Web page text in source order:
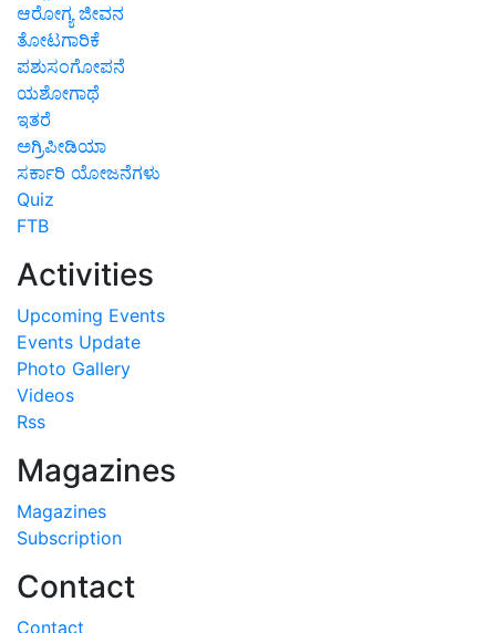
ಆರೋಗ್ಯ ಜೀವನ
ತೋಟಗಾರಿಕೆ
ಪಶುಸಂಗೋಪನೆ
ಯಶೋಗಾಥೆ
ಇತರೆ
ಅಗ್ರಿಪೀಡಿಯಾ
ಸರ್ಕಾರಿ ಯೋಜನೆಗಳು
Quiz
FTB
Activities
Upcoming Events
Events Update
Photo Gallery
Videos
Rss
Magazines
Magazines
Subscription
Contact
Contact